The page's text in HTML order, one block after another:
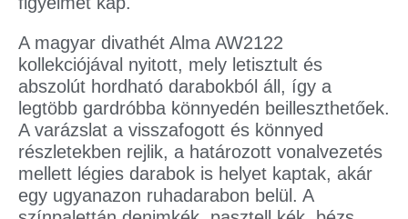
A magyar divathét Alma AW2122
kollekciójával nyitott, mely letisztult és
abszolút hordható darabokból áll, így a
legtöbb gardróbba könnyedén beilleszthetőek.
A varázslat a visszafogott és könnyed
részletekben rejlik, a határozott vonalvezetés
mellett légies darabok is helyet kaptak, akár
egy ugyanazon ruhadarabon belül. A